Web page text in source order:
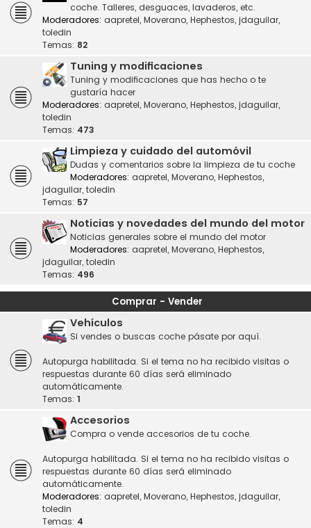
coche. Talleres, desguaces, lavaderos, etc.
Moderadores: aapretel, Moverano, Hephestos, jdaguilar,
toledin
Temas: 82
Tuning y modificaciones
Tuning y modificaciones que has hecho o te
gustaría hacer
Moderadores: aapretel, Moverano, Hephestos, jdaguilar,
toledin
Temas: 473
Limpieza y cuidado del automóvil
Dudas y comentarios sobre la limpieza de tu coche
Moderadores: aapretel, Moverano, Hephestos,
jdaguilar, toledin
Temas: 57
Noticias y novedades del mundo del motor
Noticias generales sobre el mundo del motor
Moderadores: aapretel, Moverano, Hephestos,
jdaguilar, toledin
Temas: 496
Comprar - Vender
Vehículos
Si vendes o buscas coche pásate por aquí.
Autopurga habilitada. Si el tema no ha recibido visitas o
respuestas durante 60 días será eliminado
automáticamente.
Temas: 1
Accesorios
Compra o vende accesorios de tu coche.
Autopurga habilitada. Si el tema no ha recibido visitas o
respuestas durante 60 días será eliminado
automáticamente.
Moderadores: aapretel, Moverano, Hephestos, jdaguilar,
toledin
Temas: 4